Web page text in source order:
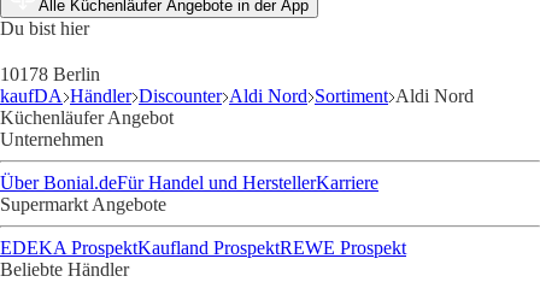
Alle Küchenläufer Angebote in der App
Du bist hier
10178 Berlin
kaufDA Händler Discounter Aldi Nord Sortiment Aldi Nord
Küchenläufer Angebot
Unternehmen
Über Bonial.deFür Handel und HerstellerKarriere
Supermarkt Angebote
EDEKA ProspektKaufland ProspektREWE Prospekt
Beliebte Händler